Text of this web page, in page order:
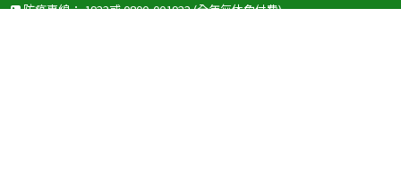
防疫專線：1922或0800-001922(全年無休免付費)